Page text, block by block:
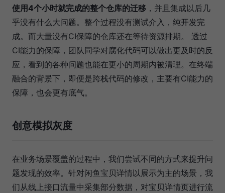
使用4个小时就完成的整个仓库的迁移 ，并且集成以后几
乎没有什么大问题。整个过程没有测试介入，纯开发完
成。而大量没有CI保障的仓库还在等待资源排期。 透过
CI能力的保障，团队同学对腐化代码可以做出更及时的反
应，看到的各种问题也能在更小的周期内被清理。在终端
融合的背景下，即便是跨栈代码的修改，主要有CI能力的
保障，也会更有底气。
创意模拟灰度
在业务场景覆盖的过程中，我们尝试不同的方式来提升问
题发现的效率。针对闲鱼宝贝详情以展示为主的场景，我
们从线上接口流量中采集部分数据，对宝贝详情页进行流